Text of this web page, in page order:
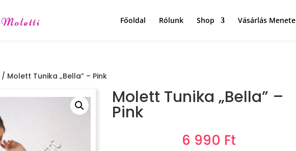
Főoldal Rólunk Shop Vásárlás Menete
/ Molett Tunika „Bella” – Pink
Molett Tunika „Bella” –
Pink
6 990 Ft